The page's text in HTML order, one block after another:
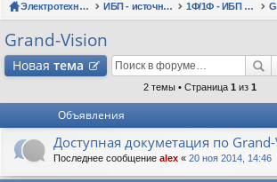
ы
лк
ум ьз
ат
и
Электротехнические форумы ИБП - источники бесперебойного питания 1Ф/1Ф - ИБП N-POWER - однофазные 1-10 кВА - вопросы по моделям
Grand-Vision
Новая тема
2 темы • Страница 1 из 1
Объявления
Доступная докуметация по
Последнее сообщение alex « 20 ноя 2014, 14:46